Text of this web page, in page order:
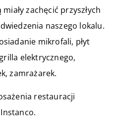
zachęcić przyszłych
naszego lokalu.
mikrofali, płyt
elektrycznego,
zamrażarek.
restauracji